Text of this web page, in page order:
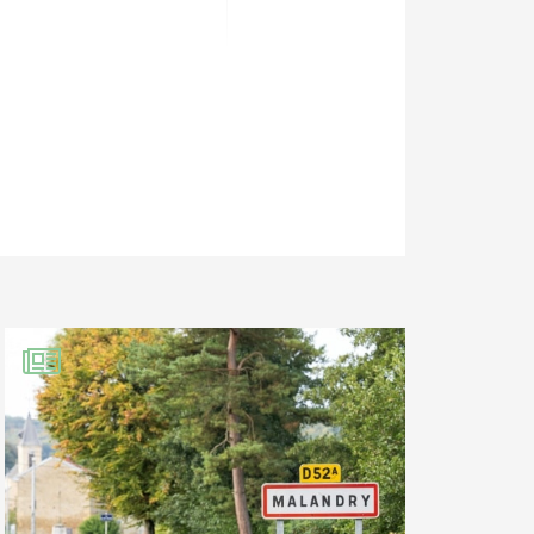
sans
avec l’accord
ne pas intervenir